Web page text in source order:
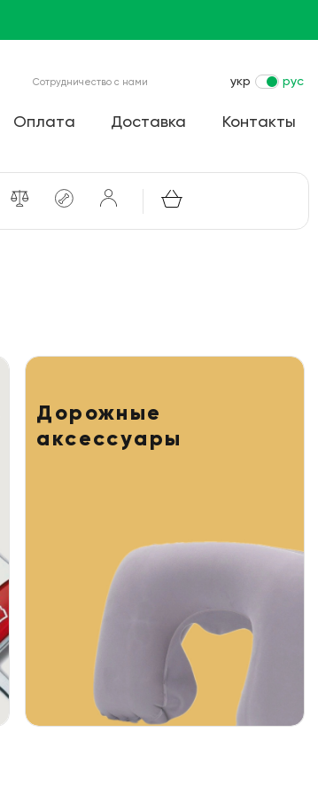
Сотрудничество с нами укр рус
Оплата Доставка Контакты
Дорожные
аксессуары